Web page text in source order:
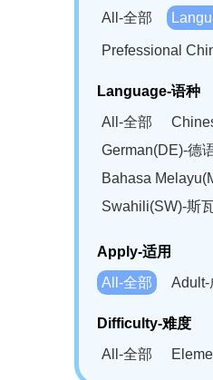
All-全部
Prefessional
Language-语种
All-全部
German(DE)-德
Bahasa
Swahili(SW)-斯
Apply-适用
All-全部
Adult-
Difficulty-难度
All-全部